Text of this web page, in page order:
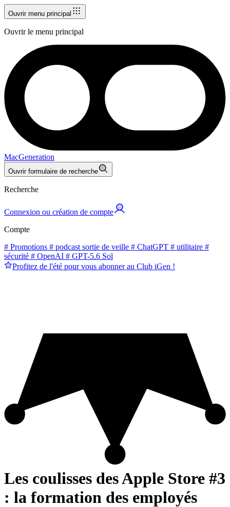
Ouvrir menu principal
Ouvrir le menu principal
MacGeneration
Ouvrir formulaire de recherche
Recherche
Connexion ou création de compte
Compte
# Promotions # podcast sortie de veille # ChatGPT # utilitaire #
sécurité # OpenAI # GPT-5.6 Sol
Profitez de l'été pour vous abonner au Club iGen !
Les coulisses des Apple Store #3
: la formation des employés